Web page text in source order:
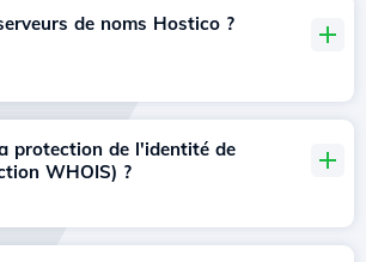
de noms Hostico ?
protection de l'identité de
WHOIS) ?